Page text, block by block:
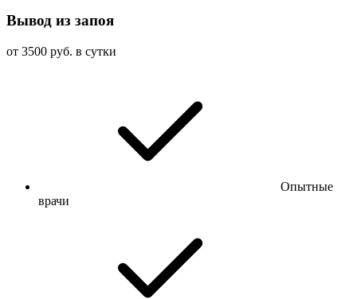
Вывод из запоя
от 3500 руб. в сутки
Опытные
врачи